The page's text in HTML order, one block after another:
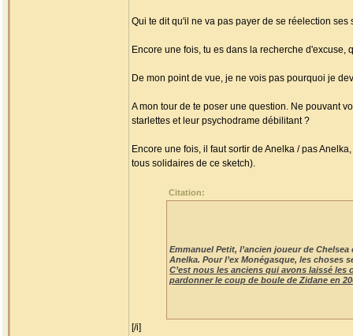
Qui te dit qu'il ne va pas payer de se réelection ses
Encore une fois, tu es dans la recherche
De mon point de vue, je ne vois pas pourquoi je
A mon tour de te poser une question. Ne pouvant
starlettes et leur psychodrame débilitant ?
Encore une fois, il faut sortir de Anelka / pas
tous solidaires de ce sketch).
Citation:
Emmanuel Petit, l’ancien joueur de
Anelka. Pour l’ex Monégasque, les choses
C’est nous les anciens qui avons laissé
pardonner le coup de boule de Zidane en
[/i]